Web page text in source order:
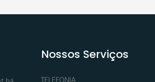
Nossos Serviços